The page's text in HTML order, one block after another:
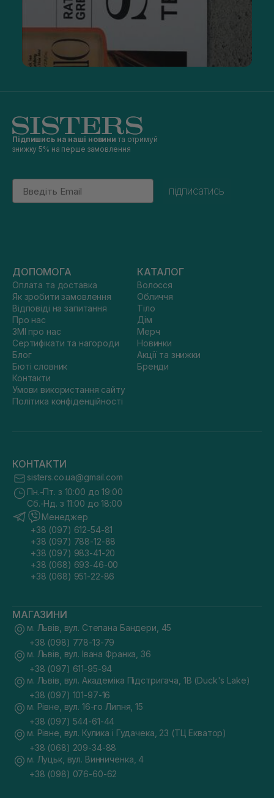
Підпишись на наші новини та отримуй
знижку 5% на перше замовлення
Email
підписатись
ДОПОМОГА
Оплата та доставка
Як зробити замовлення
Відповіді на запитання
Про нас
ЗМІ про нас
Сертифікати та нагороди
Блог
Бюті словник
Контакти
Умови використання сайту
Політика конфіденційності
КАТАЛОГ
Волосся
Обличчя
Тіло
Дім
Мерч
Новинки
Акції та знижки
Бренди
КОНТАКТИ
sisters.co.ua@gmail.com
Пн.-Пт. з 10:00 до 19:00
Сб.-Нд. з 11:00 до 18:00
Менеджер
+38 (097) 612-54-81
+38 (097) 788-12-88
+38 (097) 983-41-20
+38 (068) 693-46-00
+38 (068) 951-22-86
МАГАЗИНИ
м. Львів, вул. Степана Бандери, 45
+38 (098) 778-13-79
м. Львів, вул. Івана Франка, 36
+38 (097) 611-95-94
м. Львів, вул. Академіка Підстригача, 1В (Duck's Lake)
+38 (097) 101-97-16
м. Рівне, вул. 16-го Липня, 15
+38 (097) 544-61-44
м. Рівне, вул. Кулика і Гудачека, 23 (ТЦ Екватор)
+38 (068) 209-34-88
м. Луцьк, вул. Винниченка, 4
+38 (098) 076-60-62